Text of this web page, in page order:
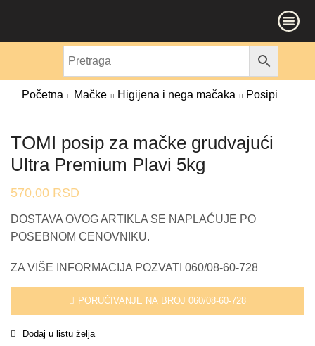
Početna Mačke Higijena i nega mačaka Posipi
TOMI posip za mačke grudvajući
Ultra Premium Plavi 5kg
570,00 RSD
DOSTAVA OVOG ARTIKLA SE NAPLAĆUJE PO
POSEBNOM CENOVNIKU.
ZA VIŠE INFORMACIJA POZVATI 060/08-60-728
PORUČIVANJE NA BROJ 060/08-60-728
Dodaj u listu želja